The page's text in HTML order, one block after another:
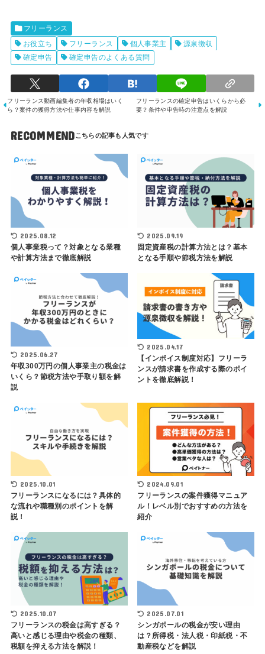
フリーランス
お役立ち
フリーランス 個人事業主
源泉徴収
確定申告
確定申告のよくある質問
フリーランスの確定申告はいくらから必
要？条件や申告時の注意点を解説
フリーランス動画編集者の年収相場はいく
ら？案件の獲得方法や仕事内容を解説
RECOMMEND
2025.08.12
個人事業税って？対象となる業種
や計算方法まで徹底解説
2025.09.19
固定資産税の計算方法とは？基本
となる手順や節税方法を解説
2025.06.27
年収300万円の個人事業主の税金は
いくら？節税方法や手取り額を解
説
2025.04.17
【インボイス制度対応】フリーラ
ンスが請求書を作成する際のポイ
ントを徹底解説！
2025.10.01
フリーランスになるには？具体的
な流れや職種別のポイントを解
説！
2024.09.01
フリーランスの案件獲得マニュア
ル！レベル別でおすすめの方法を
紹介
2025.10.07
フリーランスの税金は高すぎる？
高いと感じる理由や税金の種類、
税額を抑える方法を解説！
2025.07.01
シンガポールの税金が安い理由
は？所得税・法人税・印紙税・不
動産税などを解説